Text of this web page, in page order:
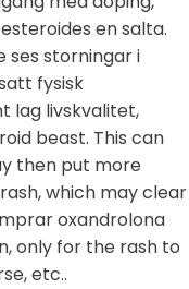
en salta.
ses storningar i
fysisk
lag livskvalitet,
beast. This can
then put more
which may clear
oxandrolona
only for the rash to
etc..